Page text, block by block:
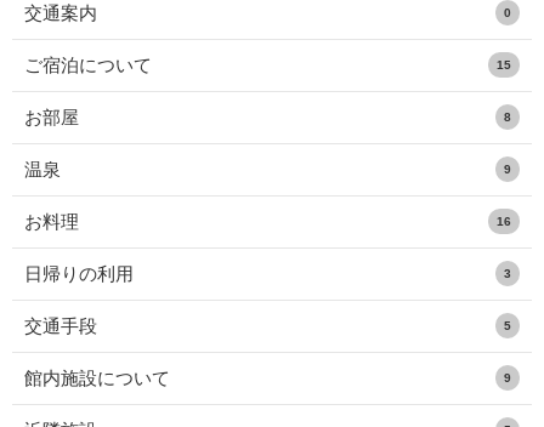
交通案内 0
ご宿泊について 15
お部屋 8
温泉 9
お料理 16
日帰りの利用 3
交通手段 5
館内施設について 9